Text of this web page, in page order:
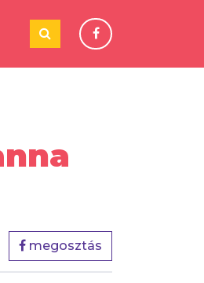
megosztás